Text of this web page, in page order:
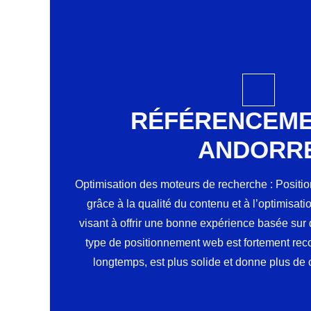
Optimisation des moteurs de recherche :
grâce à la qualité du contenu et à
visant à offrir une bonne expérience basée
type de positionnement web est fortement
longtemps, est plus solide et donne plus de